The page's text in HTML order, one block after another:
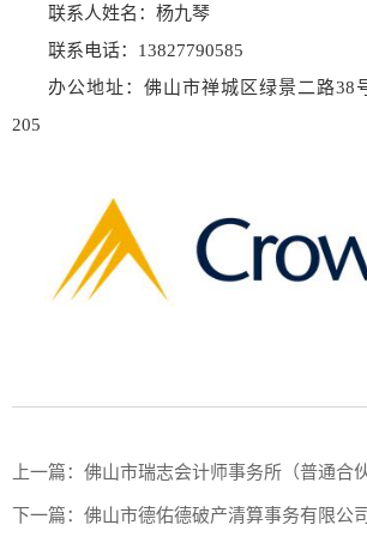
联系人姓名：杨九琴
联系电话：13827790585
办公地址：佛山市禅城区绿景二路38
205
上一篇： 佛山市瑞志会计师事务所（普通合伙
下一篇： 佛山市德佑德破产清算事务有限公